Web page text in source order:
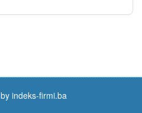
by indeks-firmi.ba